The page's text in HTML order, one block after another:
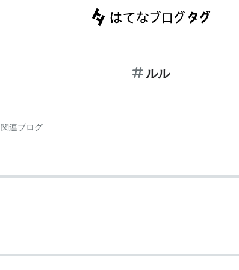
ルル
関連ブログ